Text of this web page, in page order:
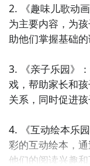
2. 《趣味儿歌动
为主要内容，为
助他们掌握基础的
3. 《亲子乐园》
戏，帮助家长和
关系，同时促进孩
4. 《互动绘本乐
彩的互动绘本，
他们的阅读兴趣和